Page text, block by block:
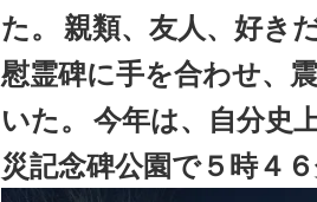
た。 親類、友人、好き
慰霊碑に手を合わせ、
いた。 今年は、自分史
災記念碑公園で５時４６